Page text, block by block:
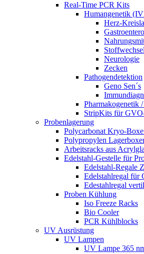
Real-Time PCR Kits
Humangenetik
Herz-
Stoffwechsel
Neurologie
Zecken
Pathogendetektion
Geno Sen´s
StripKits für
Probenlagerung
Polycarbonat Kryo-
Polypropylen
Arbeitsracks aus
Edelstahl-Gestelle für
Edelstahl-Regale
Edelstahlregal für
Edestahlregal
Proben Kühlung
Iso Freeze Racks
Bio Cooler
PCR Kühlblocks
UV Ausrüstung
UV Lampen
UV Lampe 365